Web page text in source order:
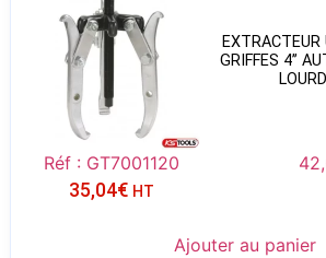
GRIFFES 4’’
Réf : GT7001120
35,04€ HT
Ajouter au panier